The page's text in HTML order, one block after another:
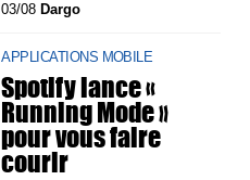
03/08 Dargo
APPLICATIONS MOBILE
Spotify lance «
Running Mode »
pour vous faire
courir